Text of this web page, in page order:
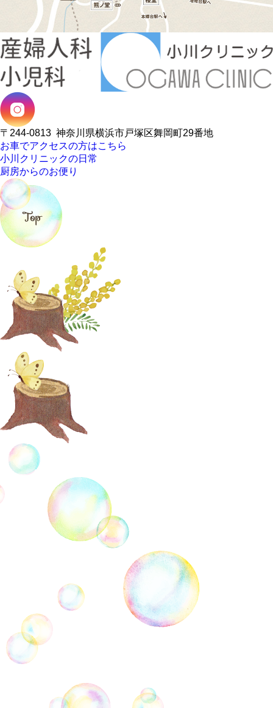
〒244-0813 神奈川県横浜市戸塚区舞岡町29番地
お車でアクセスの方はこちら
小川クリニックの日常
厨房からのお便り